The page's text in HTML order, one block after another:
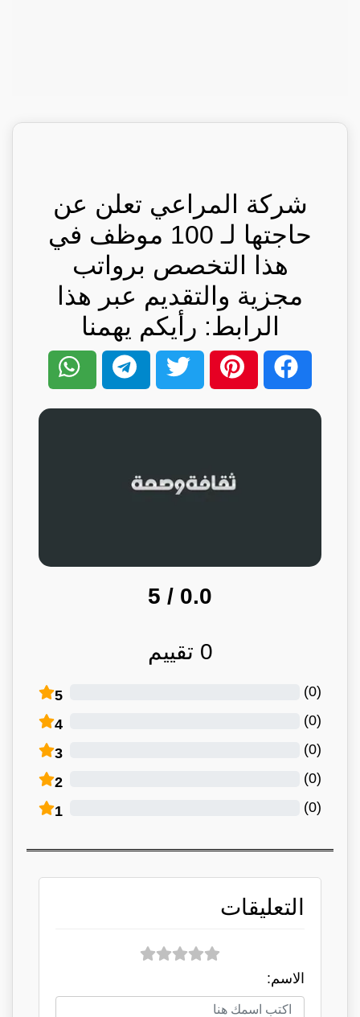
شركة المراعي تعلن عن
حاجتها لـ 100 موظف في
هذا التخصص برواتب
مجزية والتقديم عبر هذا
الرابط: رأيكم يهمنا
0.0
/ 5
0 تقييم
5 (
0
)
4 (
0
)
3 (
0
)
2 (
0
)
1 (
0
)
التعليقات
الاسم: